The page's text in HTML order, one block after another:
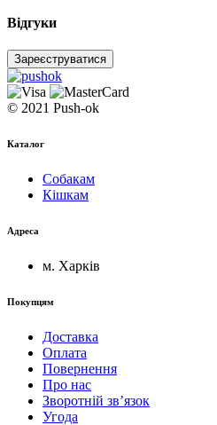
Відгуки
Зареєструватися
© 2021 Push-ok
Каталог
Собакам
Кішкам
Адреса
м. Харків
Покупцям
Доставка
Оплата
Повернення
Про нас
Зворотній зв’язок
Угода